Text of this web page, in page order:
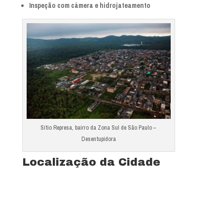
Inspeção com câmera e hidrojateamento
Sítio Represa, bairro da Zona Sul de São Paulo –
Desentupidora
Localização da Cidade